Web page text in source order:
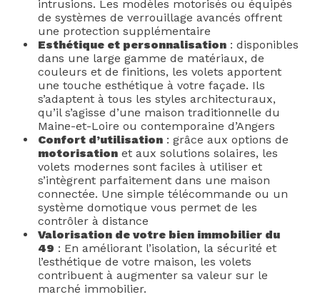
intrusions. Les modèles motorisés ou équipés
de systèmes de verrouillage avancés offrent
une protection supplémentaire
Esthétique et personnalisation : disponibles
dans une large gamme de matériaux, de
couleurs et de finitions, les volets apportent
une touche esthétique à votre façade. Ils
s’adaptent à tous les styles architecturaux,
qu’il s’agisse d’une maison traditionnelle du
Maine-et-Loire ou contemporaine d’Angers
Confort d’utilisation : grâce aux options de
motorisation et aux solutions solaires, les
volets modernes sont faciles à utiliser et
s’intègrent parfaitement dans une maison
connectée. Une simple télécommande ou un
système domotique vous permet de les
contrôler à distance
Valorisation de votre bien immobilier du
49 : En améliorant l’isolation, la sécurité et
l’esthétique de votre maison, les volets
contribuent à augmenter sa valeur sur le
marché immobilier.